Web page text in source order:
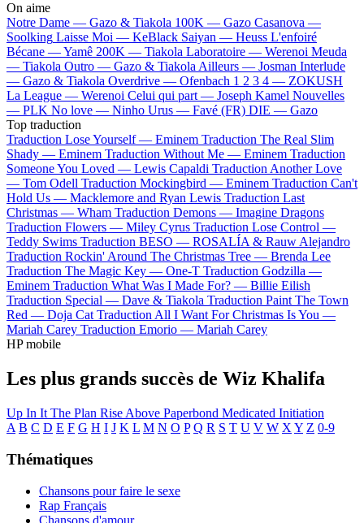
On aime
Notre Dame — Gazo & Tiakola 100K — Gazo Casanova —
Soolking Laisse Moi — KeBlack Saiyan — Heuss L'enfoiré
Bécane —Yamê 200K — Tiakola Laboratoire — Werenoi Meuda
— Tiakola Outro — Gazo & TiakolaAilleurs — Josman Interlude
— Gazo & Tiakola Overdrive — Ofenbach 1 2 3 4 — ZOKUSH
La League — Werenoi Celui qui part — Joseph Kamel Nouvelles
— PLK No love — Ninho Urus — Favé (FR) DIE — Gazo
Top traduction
Traduction Lose Yourself — Eminem Traduction The Real Slim
Shady — Eminem Traduction Without Me — Eminem Traduction
Someone You Loved — Lewis Capaldi Traduction Another Love
— Tom Odell Traduction Mockingbird — Eminem Traduction Can't
Hold Us — Macklemore and Ryan Lewis Traduction Last
Christmas — Wham Traduction Demons — Imagine Dragons
Traduction Flowers — Miley Cyrus Traduction Lose Control —
Teddy Swims Traduction BESO — ROSALÍA & Rauw Alejandro
Traduction Rockin' Around The Christmas Tree — Brenda Lee
Traduction The Magic Key — One-T Traduction Godzilla —
Eminem Traduction What Was I Made For? — Billie Eilish
Traduction Special — Dave & Tiakola Traduction Paint The Town
Red — Doja Cat Traduction All I Want For Christmas Is You —
Mariah Carey Traduction Emorio — Mariah Carey
HP mobile
Les plus grands succès de Wiz Khalifa
Up In It The Plan Rise Above Paperbond Medicated Initiation
A B C D E F G H I J K L M N O P Q R S T U V W X Y Z 0-9
Thématiques
Chansons pour faire le sexe
Rap Français
Chansons d'amour